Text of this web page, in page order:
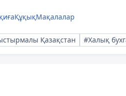
ҚұқықМақалалар
Қазақстан #Халық